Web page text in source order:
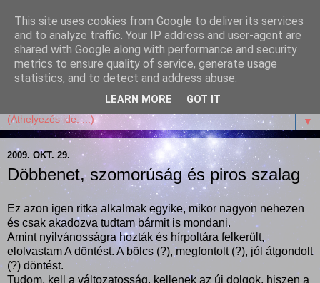
Garffyka
Szösszenetek a konyhámból, az életemből. Mosollyal,
receptekkel, vidámsággal, marcipánnal, csokival.
▼
2009. OKT. 29.
Döbbenet, szomorúság és piros szalag
Ez azon igen ritka alkalmak egyike, mikor nagyon nehezen
és csak akadozva tudtam bármit is mondani.
Amint nyilvánosságra hozták és hírpoltára felkerült,
elolvastam A döntést. A bölcs (?), megfontolt (?), jól átgondolt
(?) döntést.
Tudom, kell a változatosság, kellenek az új dolgok, hiszen a
This site uses cookies from Google to deliver its services
and to analyze traffic. Your IP address and user-agent are
shared with Google along with performance and security
metrics to ensure quality of service, generate usage
statistics, and to detect and address abuse.
LEARN MORE GOT IT